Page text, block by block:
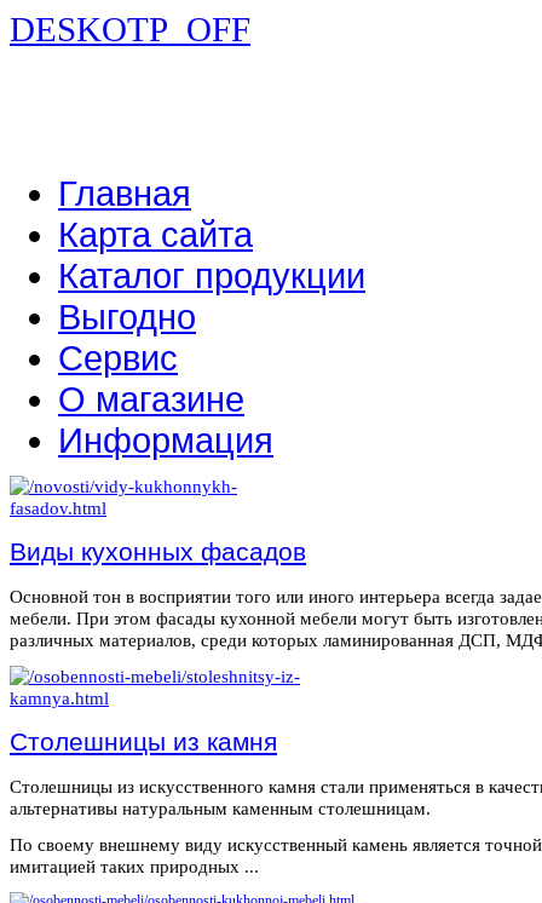
DESKOTP_OFF
Главная
Карта сайта
Каталог продукции
Выгодно
Сервис
О магазине
Информация
Виды кухонных фасадов
Основной тон в восприятии того или иного интерьера всегда
мебели. При этом фасады кухонной мебели могут быть
различных материалов, среди которых ламинированная ДСП,
Столешницы из камня
Столешницы из искусственного камня стали применяться в
альтернативы натуральным каменным столешницам.
По своему внешнему виду искусственный камень является точной
имитацией таких природных ...